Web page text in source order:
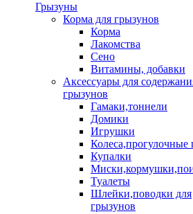
Грызуны
Корма для грызунов
Корма
Лакомства
Сено
Витамины, добавки
Аксессуары для
грызунов
Гамаки,тоннели
Домики
Игрушки
Купалки
Туалеты
Шлейки,поводки для
грызунов